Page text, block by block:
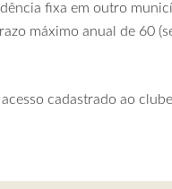
fixa em outro
máximo anual de 60
cadastrado ao